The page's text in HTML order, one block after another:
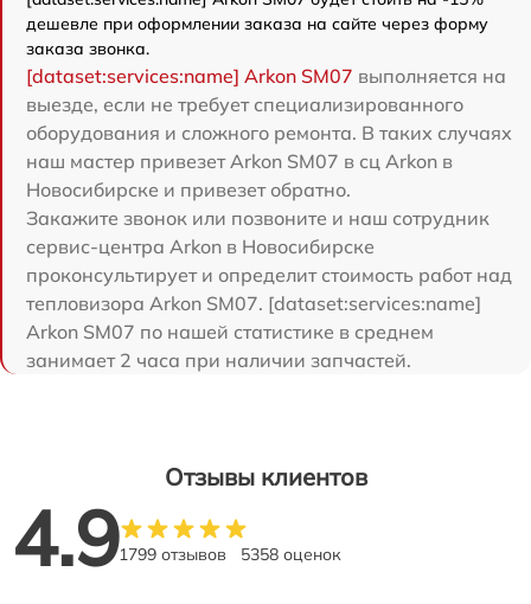
дешевле при оформлении заказа на сайте через форму
заказа звонка.
[dataset:services:name] Arkon SM07 выполняется на
выезде, если не требует специализированного
оборудования и сложного ремонта. В таких случаях
наш мастер привезет Arkon SM07 в сц Arkon в
Новосибирске и привезет обратно.
Закажите звонок или позвоните и наш сотрудник
сервис-центра Arkon в Новосибирске
проконсультирует и определит стоимость работ над
тепловизора Arkon SM07. [dataset:services:name]
Arkon SM07 по нашей статистике в среднем
занимает 2 часа при наличии запчастей.
Отзывы клиентов
4.91799 отзывов 5358 оценок